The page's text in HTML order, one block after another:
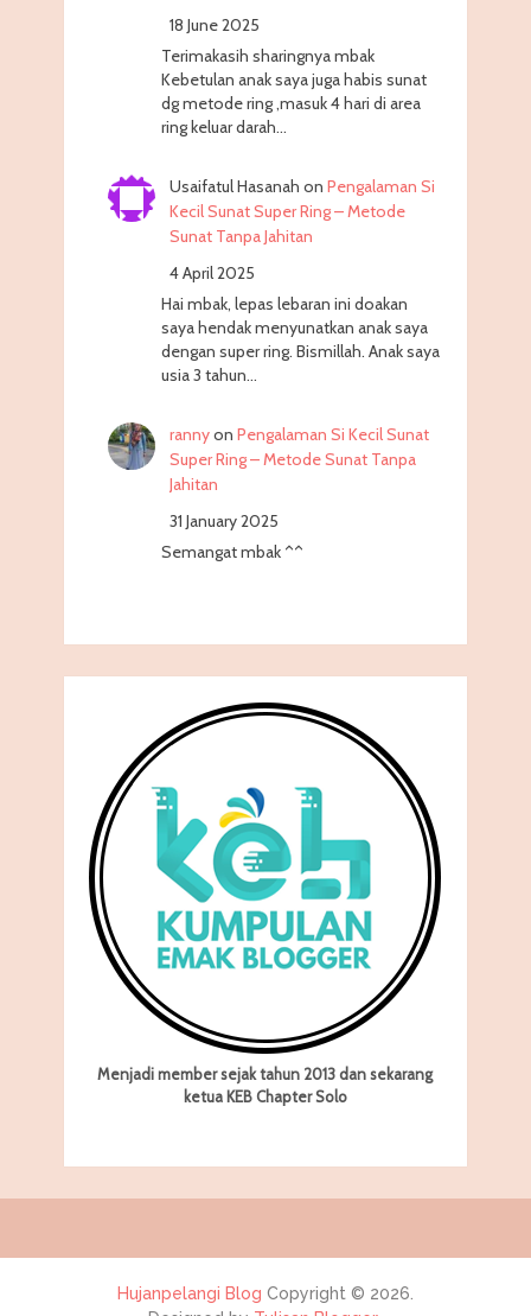
18 June 2025
Terimakasih sharingnya mbak
Kebetulan anak saya juga habis sunat
dg metode ring ,masuk 4 hari di area
ring keluar darah…
Usaifatul Hasanah on Pengalaman Si
Kecil Sunat Super Ring – Metode
Sunat Tanpa Jahitan
4 April 2025
Hai mbak, lepas lebaran ini doakan
saya hendak menyunatkan anak saya
dengan super ring. Bismillah. Anak saya
usia 3 tahun…
rannyon Pengalaman Si Kecil Sunat
Super Ring – Metode Sunat Tanpa
Jahitan
31 January 2025
Semangat mbak ^^
Menjadi member sejak tahun 2013 dan sekarang
ketua KEB Chapter Solo
Hujanpelangi Blog Copyright © 2026.